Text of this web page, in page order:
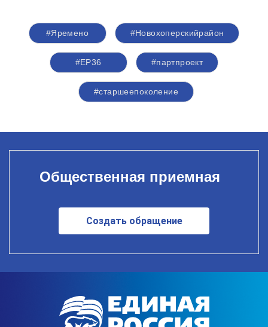
#Яремено #Новохоперскийрайон
#ЕР36 #партпроект
#старшеепоколение
Общественная приемная
Создать обращение